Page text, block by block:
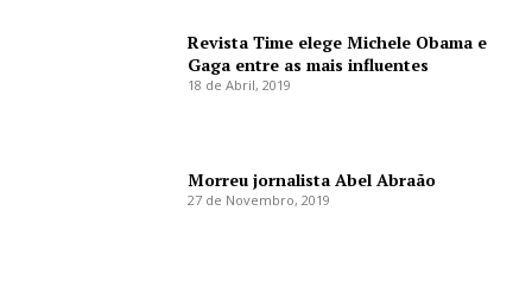
Revista Time elege Michele Obama e
Gaga entre as mais influentes
18 de Abril, 2019
Morreu jornalista Abel Abraão
27 de Novembro, 2019